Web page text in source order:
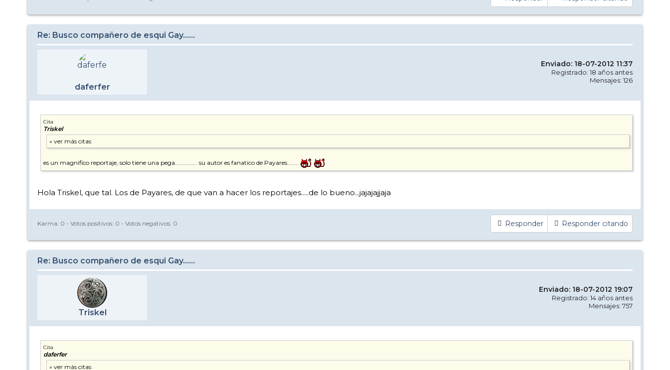
Re: Busco compañero de esqui Gay......
daferfer
Enviado: 18-07-2012 11:37
Registrado: 18 años antes
Mensajes: 126
Cita
Triskel
es un magnifico reportaje, solo tiene una pega............... su autor es fanatico de Payares........
Hola Triskel, que tal. Los de Payares, de que van a hacer los reportajes.....de lo bueno...jajajajjaja
Responder Responder citando
Karma: 0 - Votos positivos: 0 - Votos negativos: 0
Re: Busco compañero de esqui Gay......
Triskel
Enviado: 18-07-2012 19:07
Registrado: 14 años antes
Mensajes: 757
Cita
daferfer